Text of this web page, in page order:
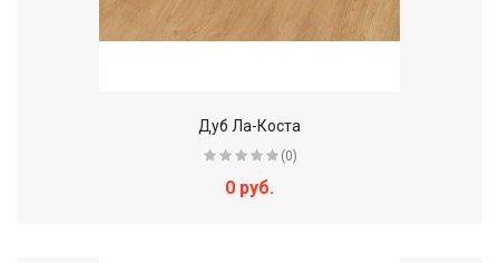
Дуб Ла-Коста
(0)
0 руб.